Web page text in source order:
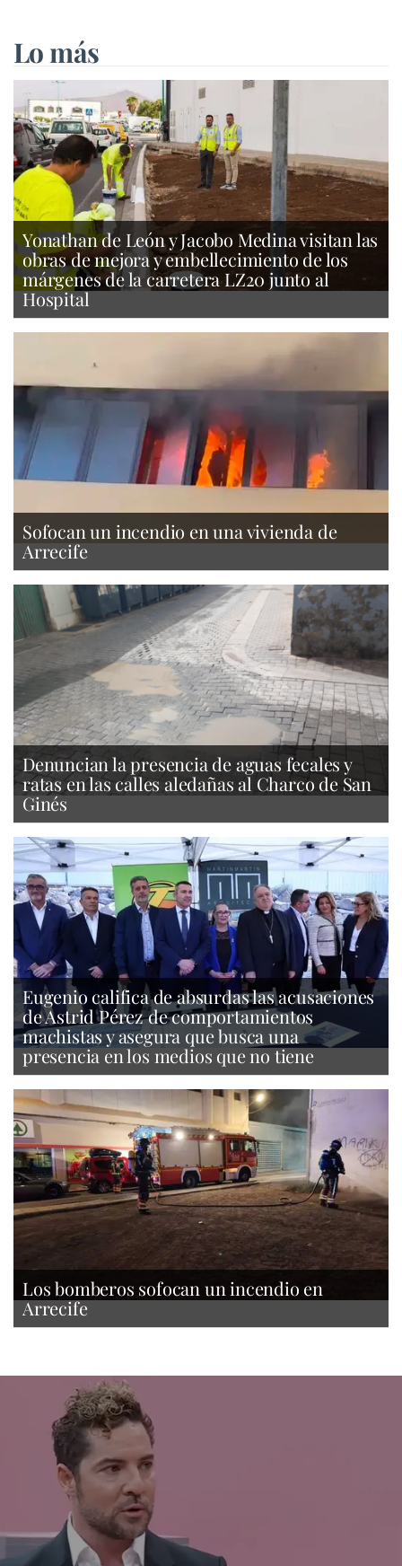
Lo más
Yonathan de León y Jacobo Medina visitan las
obras de mejora y embellecimiento de los
márgenes de la carretera LZ20 junto al
Hospital
Sofocan un incendio en una vivienda de
Arrecife
Denuncian la presencia de aguas fecales y
ratas en las calles aledañas al Charco de San
Ginés
Eugenio califica de absurdas las acusaciones
de Astrid Pérez de comportamientos
machistas y asegura que busca una
presencia en los medios que no tiene
Los bomberos sofocan un incendio en
Arrecife